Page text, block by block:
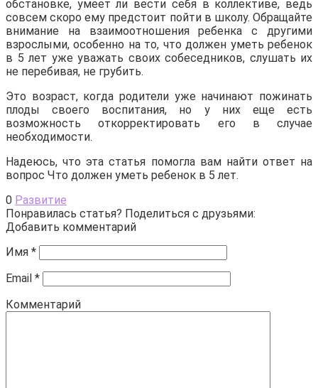
обстановке, умеет ли вести себя в коллективе, ведь
совсем скоро ему предстоит пойти в школу. Обращайте
внимание на взаимоотношения ребенка с другими
взрослыми, особенно на то, что должен уметь ребенок
в 5 лет уже уважать своих собеседников, слушать их
не перебивая, не грубить.
Это возраст, когда родители уже начинают пожинать
плоды своего воспитания, но у них еще есть
возможность откорректировать его в случае
необходимости.
Надеюсь, что эта статья помогла вам найти ответ на
вопрос Что должен уметь ребенок в 5 лет.
0 Развитие
Понравилась статья? Поделиться с друзьями:
Добавить комментарий
Имя *
Email *
Комментарий